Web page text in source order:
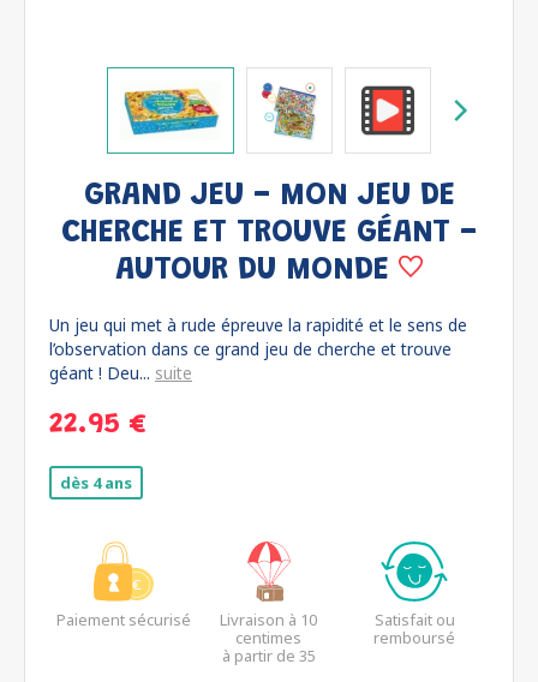
GRAND JEU - MON JEU DE
CHERCHE ET TROUVE GÉANT -
AUTOUR DU MONDE
Un jeu qui met à rude épreuve la rapidité et le sens de
l’observation dans ce grand jeu de cherche et trouve
géant ! Deu... suite
22.95 €
dès 4 ans
Paiement sécurisé
Livraison à 10
centimes
à partir de 35
Satisfait ou
remboursé